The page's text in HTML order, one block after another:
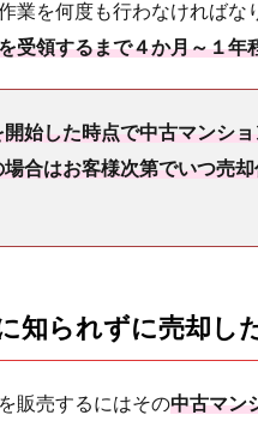
業を何度も行わなければな
受領するまで４か月～１年
始した時点で中古マンシ
合はお客様次第でいつ売
知られずに売却し
販売するにはその中古マン